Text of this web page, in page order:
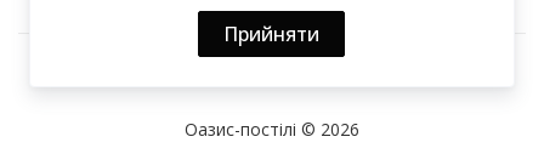
Прийняти
Оазис-постілі © 2026